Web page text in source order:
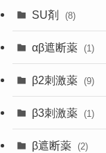
SU剤 (8)
αβ遮断薬 (1)
β2刺激薬 (9)
β3刺激薬 (1)
β遮断薬 (2)